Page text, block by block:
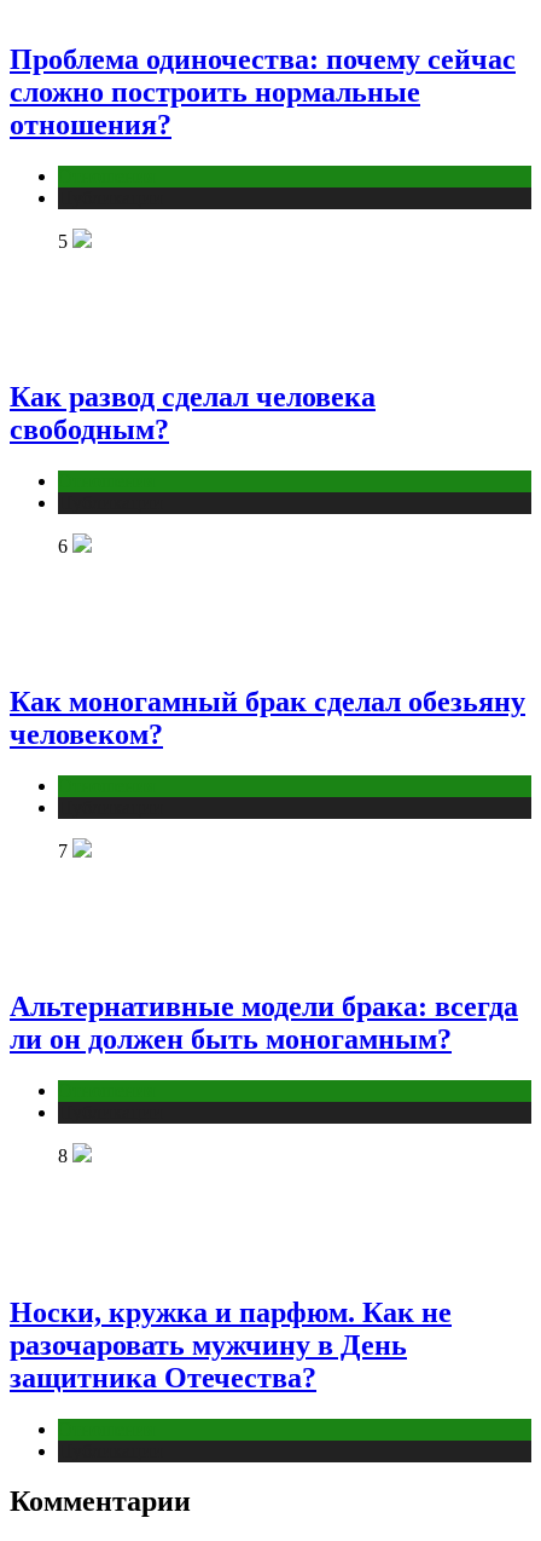
Проблема одиночества: почему сейчас
сложно построить нормальные
отношения?
5
Как развод сделал человека
свободным?
6
Как моногамный брак сделал обезьяну
человеком?
7
Альтернативные модели брака: всегда
ли он должен быть моногамным?
8
Носки, кружка и парфюм. Как не
разочаровать мужчину в День
защитника Отечества?
Комментарии